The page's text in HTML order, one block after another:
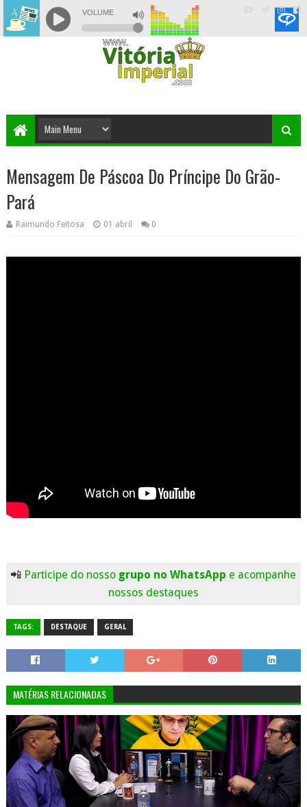
Mensagem De Páscoa Do Príncipe Do Grão-
Pará
Raimundo Feitosa 01 abril 0
📲 Participe do nosso grupo no WhatsApp e acompanhe
nossos destaques
TAGS: DESTAQUE GERAL
MATÉRIAS RELACIONADAS